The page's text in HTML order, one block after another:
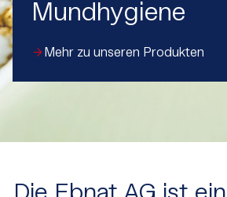
Mundhygiene
Mehr zu unseren Produkten